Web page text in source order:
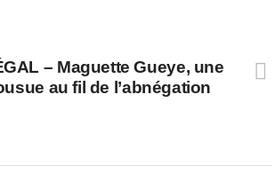
– Maguette Gueye, une
au fil de l’abnégation